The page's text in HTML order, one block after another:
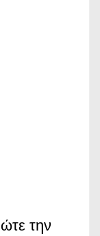
την